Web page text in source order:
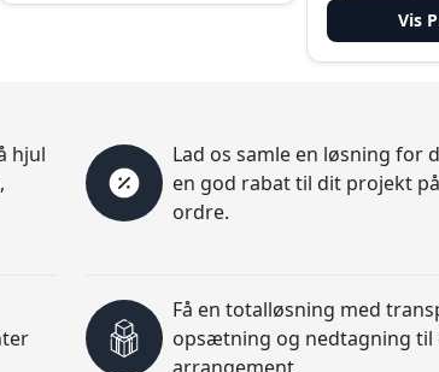
Vis
hjul
Lad os samle en løsning for
en god rabat til dit projekt
ordre.
Få en totalløsning med
opsætning og nedtagning til